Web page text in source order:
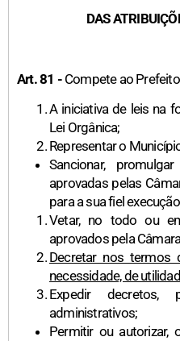
DAS
Art. 81 -Compete ao
A iniciativa de leis na
Lei Orgânica;
Representar o
Sancionar,
aprovadas pelas
para a sua fiel
Vetar, no todo ou
aprovados pela
Decretar nos termos
necessidade, de
Expedir
administrativos;
Permitir ou autorizar,